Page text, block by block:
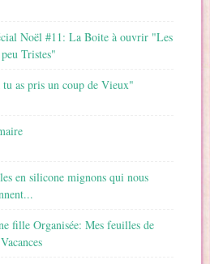
Noël #11: La Boite à ouvrir "Les
Tristes"
as pris un coup de Vieux"
en silicone mignons qui nous
fille Organisée: Mes feuilles de